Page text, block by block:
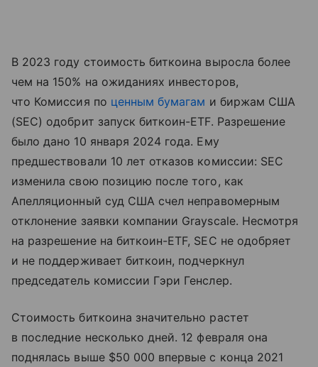
В 2023 году стоимость биткоина выросла более
чем на 150% на ожиданиях инвесторов,
что Комиссия по ценным бумагам и биржам США
(SEC) одобрит запуск биткоин-ETF. Разрешение
было дано 10 января 2024 года. Ему
предшествовали 10 лет отказов комиссии: SEC
изменила свою позицию после того, как
Апелляционный суд США счел неправомерным
отклонение заявки компании Grayscale. Несмотря
на разрешение на биткоин-ETF, SEC не одобряет
и не поддерживает биткоин, подчеркнул
председатель комиссии Гэри Генслер.
Стоимость биткоина значительно растет
в последние несколько дней. 12 февраля она
поднялась выше $50 000 впервые с конца 2021